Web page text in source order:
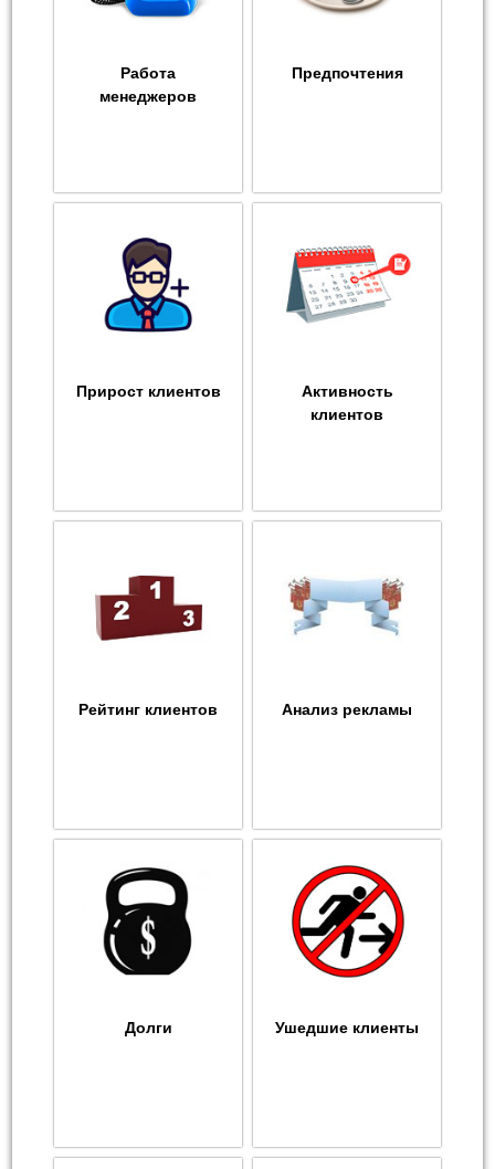
Работа
менеджеров
Предпочтения
Прирост клиентов
Активность
клиентов
Рейтинг клиентов Анализ рекламы
Долги Ушедшие клиенты